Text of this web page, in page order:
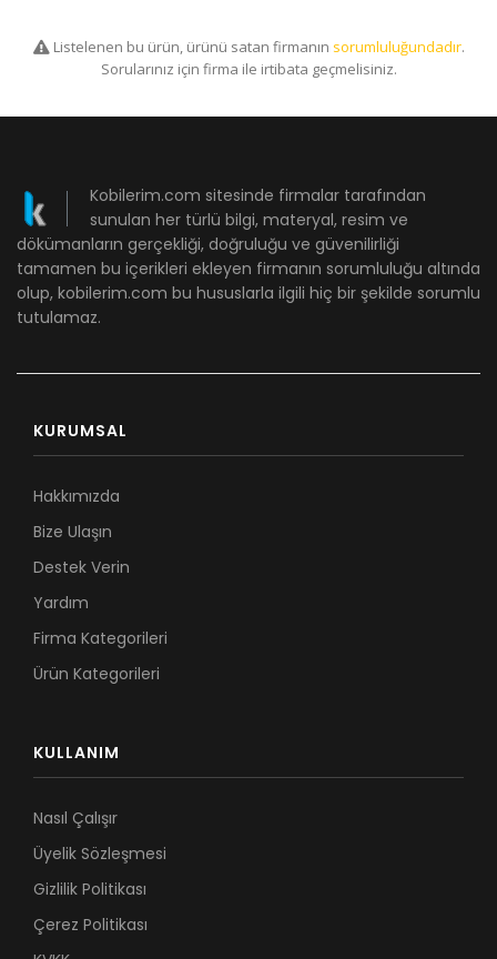
Listelenen bu ürün, ürünü satan firmanın sorumluluğundadır.
Sorularınız için firma ile irtibata geçmelisiniz.
Kobilerim.com sitesinde firmalar tarafından
sunulan her türlü bilgi, materyal, resim ve
dökümanların gerçekliği, doğruluğu ve güvenilirliği
tamamen bu içerikleri ekleyen firmanın sorumluluğu altında
olup, kobilerim.com bu hususlarla ilgili hiç bir şekilde sorumlu
tutulamaz.
KURUMSAL
Hakkımızda
Bize Ulaşın
Destek Verin
Yardım
Firma Kategorileri
Ürün Kategorileri
KULLANIM
Nasıl Çalışır
Üyelik Sözleşmesi
Gizlilik Politikası
Çerez Politikası